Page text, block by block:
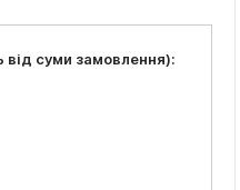
суми замовлення):